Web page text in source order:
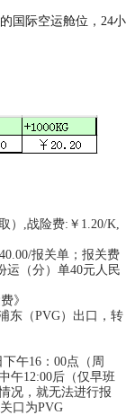
+
国际空运舱位，24小
）,战险费:￥1.20/K,
报关单；报关费
运（分）单40元人民
》
东（PVG）出口，转
午16：00点（周
午12:00后（仅早班
况，就无法进行报
口为PVG